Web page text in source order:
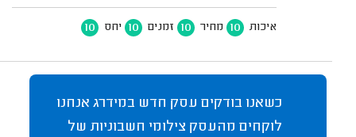
איכות 10 מחיר 10 זמנים 10 יחס 10
כשאנו בודקים עסק חדש במידרג אנחנו
לוקחים מהעסק צילומי חשבוניות של